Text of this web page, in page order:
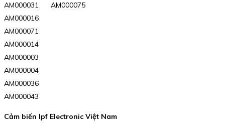
AM000031 AM000075
AM000016
AM000071
AM000014
AM000003
AM000004
AM000036
AM000043
Cảm biến Ipf Electronic Việt Nam